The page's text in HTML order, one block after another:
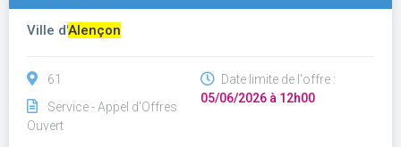
Ville d'Alençon
61
Service - Appel d'Offres
Ouvert
Date limite de l'offre :
05/06/2026 à 12h00